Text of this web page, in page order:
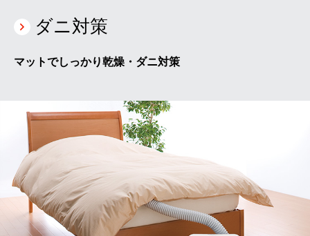
ダニ対策
マットでしっかり乾燥・ダニ対策